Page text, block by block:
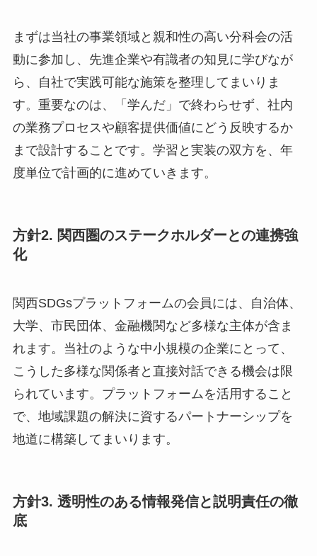
まずは当社の事業領域と親和性の高い分科会の活
動に参加し、先進企業や有識者の知見に学びなが
ら、自社で実践可能な施策を整理してまいりま
す。重要なのは、「学んだ」で終わらせず、社内
の業務プロセスや顧客提供価値にどう反映するか
まで設計することです。学習と実装の双方を、年
度単位で計画的に進めていきます。
方針2. 関西圏のステークホルダーとの連携強
化
関西SDGsプラットフォームの会員には、自治体、
大学、市民団体、金融機関など多様な主体が含ま
れます。当社のような中小規模の企業にとって、
こうした多様な関係者と直接対話できる機会は限
られています。プラットフォームを活用すること
で、地域課題の解決に資するパートナーシップを
地道に構築してまいります。
方針3. 透明性のある情報発信と説明責任の徹
底